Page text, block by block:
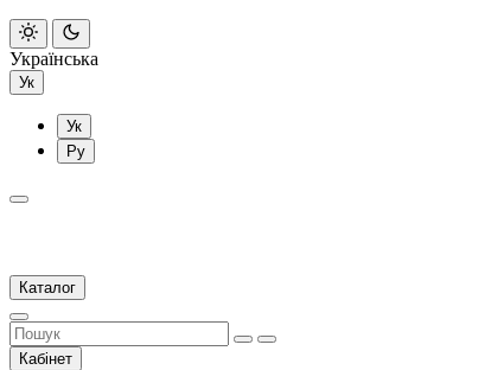
Українська
Ук
Ук
Ру
Каталог
Кабінет